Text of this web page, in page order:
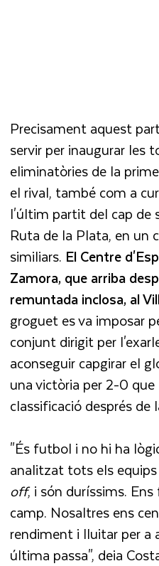
Precisament aquest
servir per inaugurar les
eliminatòries de la
el rival, també com a
l'últim partit del cap de
Ruta de la Plata, en
similiars. El Centre
Zamora, que arriba
remuntada inclosa, al
groguet es va imposar
conjunt dirigit per
aconseguir capgirar el
una victòria per 2-0 que
classificació després de
"És futbol i no hi ha
analitzat tots els
off, i són duríssims.
camp. Nosaltres ens
rendiment i lluitar per a
última passa", deia